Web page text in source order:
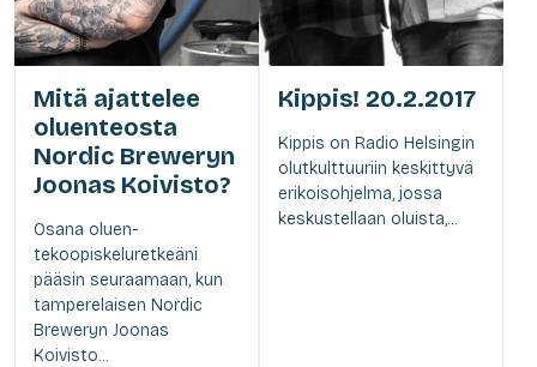
Mitä ajattelee
oluenteosta
Nordic Breweryn
Joonas Koivisto?
Osana oluen-
tekoopiskeluretkeäni
pääsin seuraamaan, kun
tamperelaisen Nordic
Breweryn Joonas
Koivisto...
Kippis! 20.2.2017
Kippis on Radio Helsingin
olutkulttuuriin keskittyvä
erikoisohjelma, jossa
keskustellaan oluista,...